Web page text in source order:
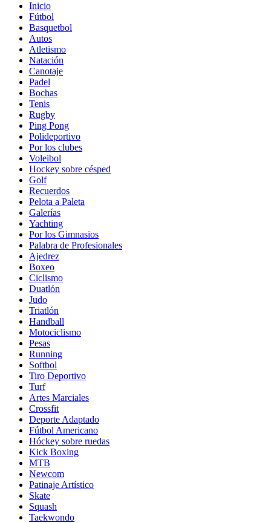
Inicio
Fútbol
Basquetbol
Autos
Atletismo
Natación
Canotaje
Padel
Bochas
Tenis
Rugby
Ping Pong
Polideportivo
Por los clubes
Voleibol
Hockey sobre césped
Golf
Recuerdos
Pelota a Paleta
Galerías
Yachting
Por los Gimnasios
Palabra de Profesionales
Ajedrez
Boxeo
Ciclismo
Duatlón
Judo
Triatlón
Handball
Motociclismo
Pesas
Running
Softbol
Tiro Deportivo
Turf
Artes Marciales
Crossfit
Deporte Adaptado
Fútbol Americano
Hóckey sobre ruedas
Kick Boxing
MTB
Newcom
Patinaje Artístico
Skate
Squash
Taekwondo